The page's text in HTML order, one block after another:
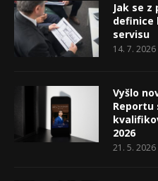
Jak se
definice
servisu
14. 7. 2026
Vyšlo
Reportu
2026
21. 5. 2026